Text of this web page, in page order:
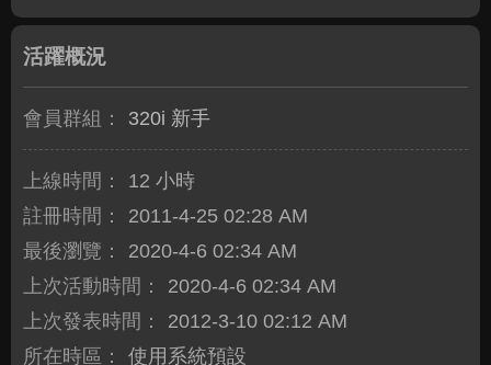
活躍概況
會員群組： 320i 新手
上線時間：
12 小時
註冊時間：
2011-4-25 02:28 AM
最後瀏覽：
2020-4-6 02:34 AM
上次活動時間：
2020-4-6 02:34 AM
上次發表時間：
2012-3-10 02:12 AM
所在時區：
使用系統預設